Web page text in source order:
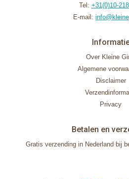
Tel: +31(0)10-
E-mail:
Over Kleine
Algemene
Disclaimer
Privacy
Betalen en
Gratis verzending in Nederland bij